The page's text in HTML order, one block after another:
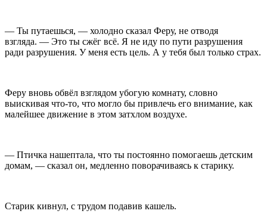
— Ты путаешься, — холодно сказал Феру, не отводя
взгляда. — Это ты сжёг всё. Я не иду по пути разрушения
ради разрушения. У меня есть цель. А у тебя был только страх.
Феру вновь обвёл взглядом убогую комнату, словно
выискивая что-то, что могло бы привлечь его внимание, как
малейшее движение в этом затхлом воздухе.
— Птичка нашептала, что ты постоянно помогаешь детским
домам, — сказал он, медленно поворачиваясь к старику.
Старик кивнул, с трудом подавив кашель.